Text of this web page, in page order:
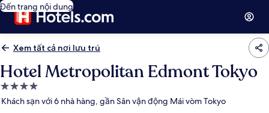
Đến trang nội dung
Xem tất cả nơi lưu trú
Hotel Metropolitan Edmont Tokyo
Nơi
lưu
Khách sạn với 6 nhà hàng, gần Sân vận động Mái vòm Tokyo